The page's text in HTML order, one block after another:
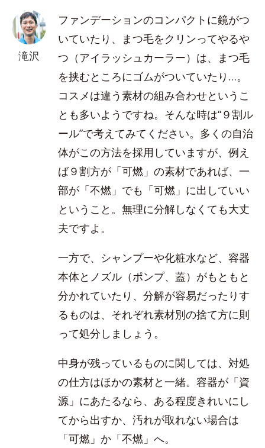
滝沢
ファンデーションのコンパクトに鏡がつ
いていたり、まつ毛をクリンってやるや
つ（アイラッシュカーラー）は、まつ毛
を挟むところにゴムがついていたり…。
コスメは違う素材の組み合わせというこ
とも多いようですね。そんな時は“９割ル
ール”で考えてみてください。多くの自治
体がこの方法を採用していますが、例え
ば９割方が「可燃」の素材であれば、一
部が「不燃」でも「可燃」に出していい
ということ。無理に分解しなくても大丈
夫ですよ。
一方で、シャンプーや化粧水など、容器
本体とノズル（ポンプ、蓋）がもともと
分かれていたり、分解が容易だったりす
るものは、それぞれ素材別の捨て方に則
って処分しましょう。
中身が残っているものに関しては、対処
の仕方はほかの素材と一緒。容器が「資
源」にあたるなら、ある程度きれいにし
てから出すか、汚れが取れない場合は
「可燃」か「不燃」へ。